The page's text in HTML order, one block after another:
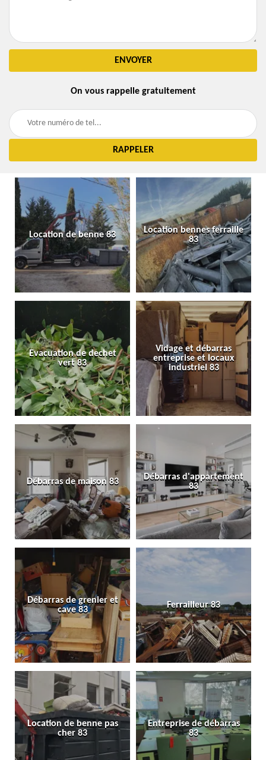
On vous rappelle gratuitement
Location de benne 83
Location bennes ferraille
83
Evacuation de dechet
vert 83
Vidage et débarras
entreprise et locaux
industriel 83
Débarras de maison 83
Débarras d'appartement
83
Débarras de grenier et
cave 83
Ferrailleur 83
Location de benne pas
cher 83
Entreprise de débarras
83